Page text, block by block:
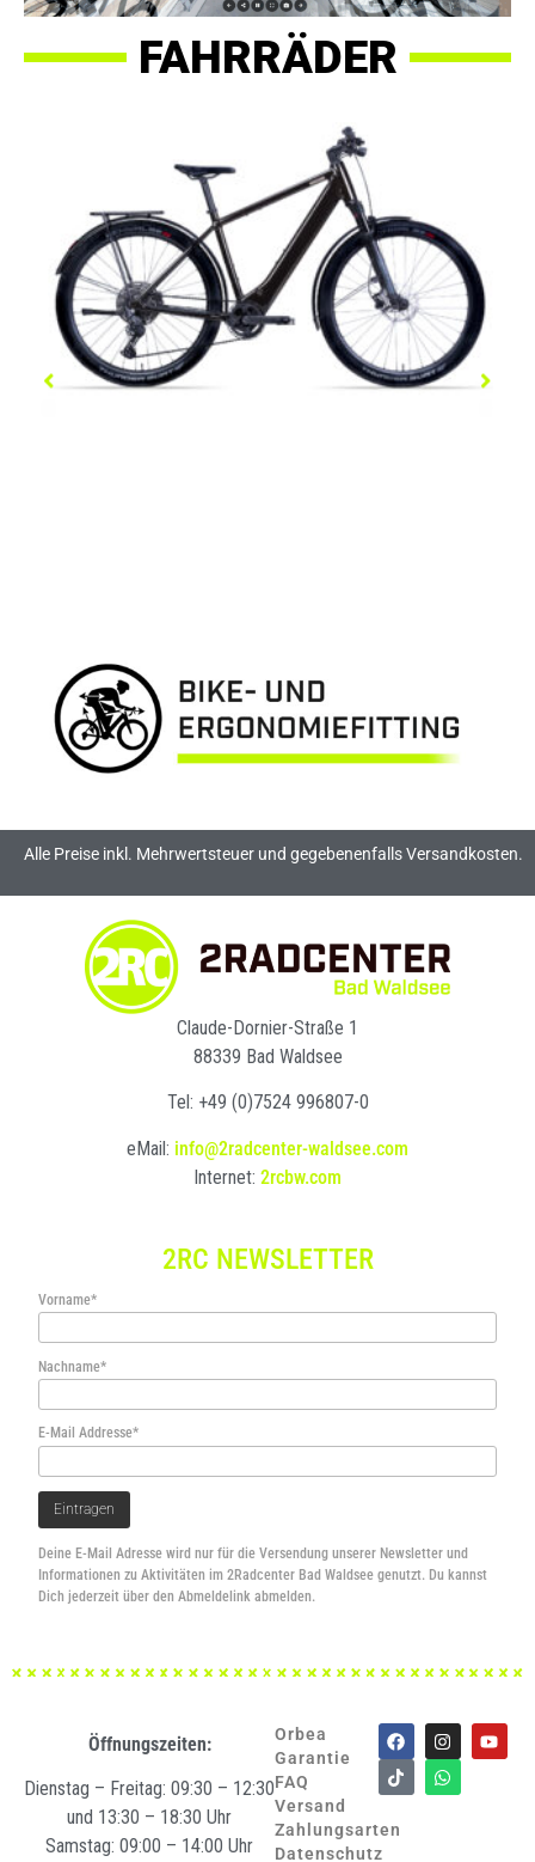
FAHRRÄDER
COBOC SKYE DMT
Alle Preise inkl. Mehrwertsteuer und gegebenenfalls Versandkosten.
Claude-Dornier-Straße 1
88339 Bad Waldsee
Tel: +49 (0)7524 996807-0
eMail: info@2radcenter-waldsee.com
Internet: 2rcbw.com
2RC NEWSLETTER
Vorname*
Nachname*
E-Mail Addresse*
Deine E-Mail Adresse wird nur für die Versendung unserer Newsletter und
Informationen zu Aktivitäten im 2Radcenter Bad Waldsee genutzt. Du kannst
Dich jederzeit über den Abmeldelink abmelden.
Öffnungszeiten:
Dienstag – Freitag: 09:30 – 12:30
und 13:30 – 18:30 Uhr
Samstag: 09:00 – 14:00 Uhr
Orbea
Garantie
FAQ
Versand
Zahlungsarten
Datenschutz